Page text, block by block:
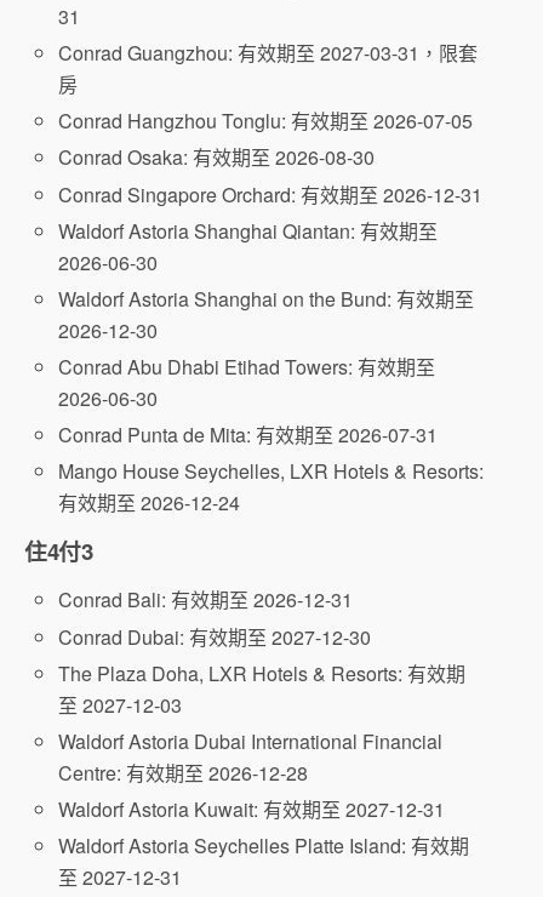
31
Conrad Guangzhou: 有效期至 2027-03-31，限套
房
Conrad Hangzhou Tonglu: 有效期至 2026-07-05
Conrad Osaka: 有效期至 2026-08-30
Conrad Singapore Orchard: 有效期至 2026-12-31
Waldorf Astoria Shanghai Qiantan: 有效期至
2026-06-30
Waldorf Astoria Shanghai on the Bund: 有效期至
2026-12-30
Conrad Abu Dhabi Etihad Towers: 有效期至
2026-06-30
Conrad Punta de Mita: 有效期至 2026-07-31
Mango House Seychelles, LXR Hotels & Resorts:
有效期至 2026-12-24
住4付3
Conrad Bali: 有效期至 2026-12-31
Conrad Dubai: 有效期至 2027-12-30
The Plaza Doha, LXR Hotels & Resorts: 有效期
至 2027-12-03
Waldorf Astoria Dubai International Financial
Centre: 有效期至 2026-12-28
Waldorf Astoria Kuwait: 有效期至 2027-12-31
Waldorf Astoria Seychelles Platte Island: 有效期
至 2027-12-31